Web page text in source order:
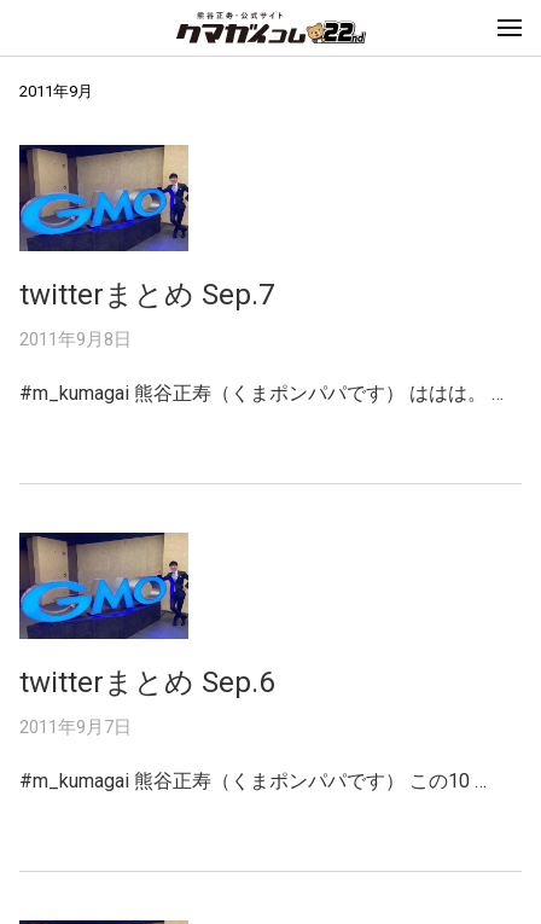
2011年9月
twitterまとめ Sep.7
2011年9月8日
#m_kumagai 熊谷正寿（くまポンパパです） ははは。 …
twitterまとめ Sep.6
2011年9月7日
#m_kumagai 熊谷正寿（くまポンパパです） この10 …